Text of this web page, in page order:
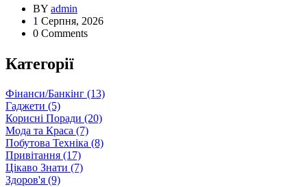
BY admin
1 Серпня, 2026
0 Comments
Категорії
Фінанси/Банкінг (13)
Гаджети (5)
Корисні Поради (20)
Мода та Краса (7)
Побутова Техніка (8)
Привітання (17)
Цікаво Знати (7)
Здоров'я (9)